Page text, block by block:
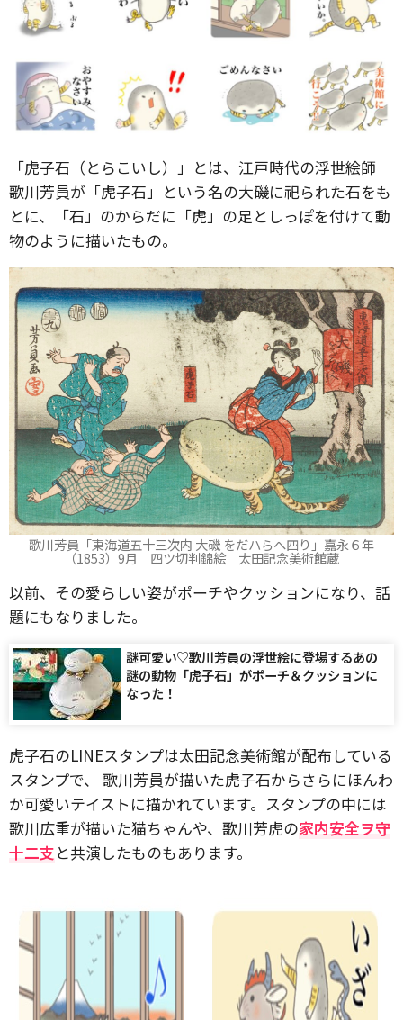
「虎子石（とらこいし）」とは、江戸時代の浮世絵師
歌川芳員が「虎子石」という名の大磯に祀られた石をも
とに、「石」のからだに「虎」の足としっぽを付けて動
物のように描いたもの。
歌川芳員「東海道五十三次内 大磯 をだハらへ四り」嘉永６年
（1853）9月 四ツ切判錦絵 太田記念美術館蔵
以前、その愛らしい姿がポーチやクッションになり、話
題にもなりました。
謎可愛い♡歌川芳員の浮世絵に登場するあの
謎の動物「虎子石」がポーチ＆クッションに
なった！
虎子石のLINEスタンプは太田記念美術館が配布している
スタンプで、 歌川芳員が描いた虎子石からさらにほんわ
か可愛いテイストに描かれています。スタンプの中には
歌川広重が描いた猫ちゃんや、歌川芳虎の家内安全ヲ守
十二支と共演したものもあります。